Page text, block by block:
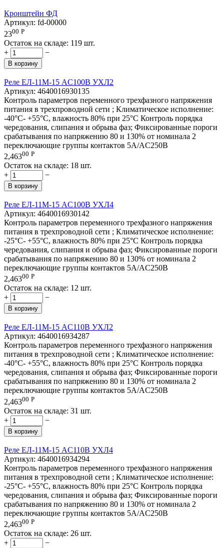
Кронштейн ФД
Артикул: fd-00000
2300 Р
Остаток на складе: 119 шт.
+
−
В корзину
Реле ЕЛ-11М-15 AC100В УХЛ2
Артикул: 4640016930135
Контроль параметров переменного трехфазного напряжения
питания в трехпроводной сети ; Климатическое исполнение:
-40°C- +55°C, влажность 80% при 25°C Контроль порядка
чередования, слипания и обрыва фаз; Фиксированные пороги
срабатывания по напряжению 80 и 130% от номинала 2
переключающие группы контактов 5А/AC250В
2,46300 Р
Остаток на складе: 18 шт.
+
−
В корзину
Реле ЕЛ-11М-15 AC100В УХЛ4
Артикул: 4640016930142
Контроль параметров переменного трехфазного напряжения
питания в трехпроводной сети ; Климатическое исполнение:
-25°C- +55°C, влажность 80% при 25°C Контроль порядка
чередования, слипания и обрыва фаз; Фиксированные пороги
срабатывания по напряжению 80 и 130% от номинала 2
переключающие группы контактов 5А/AC250В
2,46300 Р
Остаток на складе: 12 шт.
+
−
В корзину
Реле ЕЛ-11М-15 AC110В УХЛ2
Артикул: 4640016934287
Контроль параметров переменного трехфазного напряжения
питания в трехпроводной сети ; Климатическое исполнение:
-40°C- +55°C, влажность 80% при 25°C Контроль порядка
чередования, слипания и обрыва фаз; Фиксированные пороги
срабатывания по напряжению 80 и 130% от номинала 2
переключающие группы контактов 5А/AC250В
2,46300 Р
Остаток на складе: 31 шт.
+
−
В корзину
Реле ЕЛ-11М-15 AC110В УХЛ4
Артикул: 4640016934294
Контроль параметров переменного трехфазного напряжения
питания в трехпроводной сети ; Климатическое исполнение:
-25°C- +55°C, влажность 80% при 25°C Контроль порядка
чередования, слипания и обрыва фаз; Фиксированные пороги
срабатывания по напряжению 80 и 130% от номинала 2
переключающие группы контактов 5А/AC250В
2,46300 Р
Остаток на складе: 26 шт.
+
−